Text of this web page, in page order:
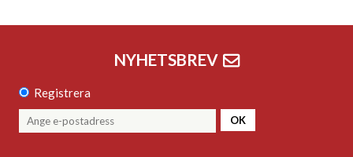
NYHETSBREV
Registrera
OK